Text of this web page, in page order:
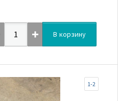
В корзину
1-2